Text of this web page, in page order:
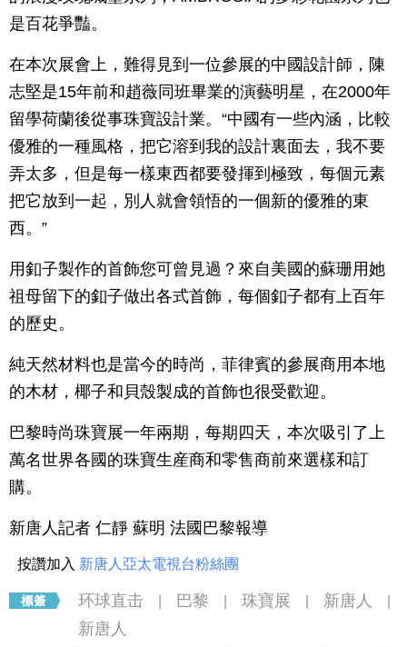
是百花爭豔。
在本次展會上，難得見到一位參展的中國設計師，陳
志堅是15年前和趙薇同班畢業的演藝明星，在2000年
留學荷蘭後從事珠寶設計業。“中國有一些內涵，比較
優雅的一種風格，把它溶到我的設計裏面去，我不要
弄太多，但是每一樣東西都要發揮到極致，每個元素
把它放到一起，別人就會領悟的一個新的優雅的東
西。”
用釦子製作的首飾您可曾見過？來自美國的蘇珊用她
祖母留下的釦子做出各式首飾，每個釦子都有上百年
的歷史。
純天然材料也是當今的時尚，菲律賓的參展商用本地
的木材，椰子和貝殼製成的首飾也很受歡迎。
巴黎時尚珠寶展一年兩期，每期四天，本次吸引了上
萬名世界各國的珠寶生産商和零售商前來選樣和訂
購。
新唐人記者 仁靜 蘇明 法國巴黎報導
按讚加入 新唐人亞太電視台粉絲團
环球直击 巴黎 珠寶展 新唐人
新唐人